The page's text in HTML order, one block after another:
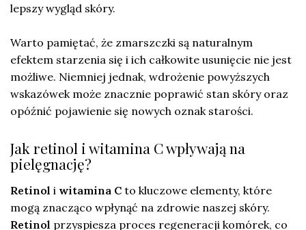
lepszy wygląd skóry.
Warto pamiętać, że zmarszczki są naturalnym
efektem starzenia się i ich całkowite usunięcie nie jest
możliwe. Niemniej jednak, wdrożenie powyższych
wskazówek może znacznie poprawić stan skóry oraz
opóźnić pojawienie się nowych oznak starości.
Jak retinol i witamina C wpływają na
pielęgnację?
Retinol i witamina C to kluczowe elementy, które
mogą znacząco wpłynąć na zdrowie naszej skóry.
Retinol przyspiesza proces regeneracji komórek, co